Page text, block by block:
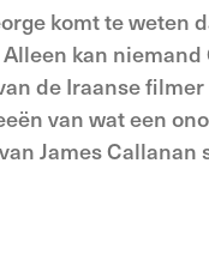
komt te weten
kan
de Iraanse
van wat een
James